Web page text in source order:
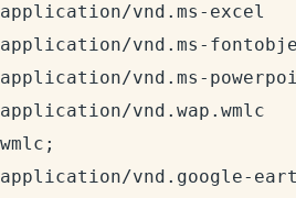
application/vnd.ms-
application/vnd.ms-
application/vnd.ms-
application/vnd.wap.wmlc
wmlc;
application/vnd.google-